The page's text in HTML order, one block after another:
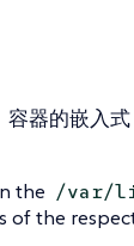
容器的嵌入
the /var/
of the